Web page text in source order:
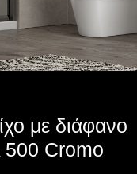
με διάφανο
500 Cromo